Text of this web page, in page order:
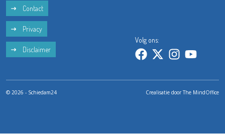
Contact
Privacy
Disclaimer
Volg ons:
© 2026 - Schiedam24 Crealisatie doorThe MindOffice